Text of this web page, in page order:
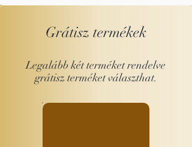
Grátisz termékek
Legalább két terméket rendelve
grátisz terméket választhat.